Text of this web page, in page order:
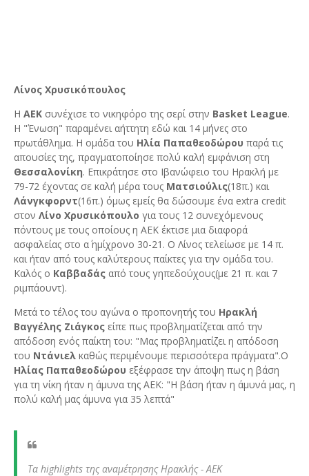
Λίνος Χρυσικόπουλος
Η ΑΕΚ συνέχισε το νικηφόρο της σερί στην Basket League.
Η "Ένωση" παραμένει αήττητη εδώ και 14 μήνες στο
πρωτάθλημα. Η ομάδα του Ηλία Παπαθεοδώρου παρά τις
απουσίες της, πραγματοποίησε πολύ καλή εμφάνιση στη
Θεσσαλονίκη. Επικράτησε στο Ιβανώφειο του Ηρακλή με
79-72 έχοντας σε καλή μέρα τους Ματσιούλις(18π.) και
Λάνγκφορντ(16π.) όμως εμείς θα δώσουμε ένα extra credit
στον Λίνο Χρυσικόπουλο για τους 12 συνεχόμενους
πόντους με τους οποίους η ΑΕΚ έκτισε μια διαφορά
ασφαλείας στο α΄ ημίχρονο 30-21. Ο Λίνος τελείωσε με 14 π.
και ήταν από τους καλύτερους παίκτες για την ομάδα του.
Καλός ο Καββαδάς από τους γηπεδούχους(με 21 π. και 7
ριμπάουντ).
Μετά το τέλος του αγώνα ο προπονητής του Ηρακλή
Βαγγέλης Ζιάγκος είπε πως προβληματίζεται από την
απόδοση ενός παίκτη του: "Μας προβληματίζει η απόδοση
του Ντάνιελ καθώς περιμένουμε περισσότερα πράγματα".Ο
Ηλίας Παπαθεοδώρου εξέφρασε την άποψη πως η βάση
για τη νίκη ήταν η άμυνα της ΑΕΚ: "Η βάση ήταν η άμυνά μας, η
πολύ καλή μας άμυνα για 35 λεπτά"
Τα highlights της αναμέτρησης Ηρακλής - ΑΕΚ